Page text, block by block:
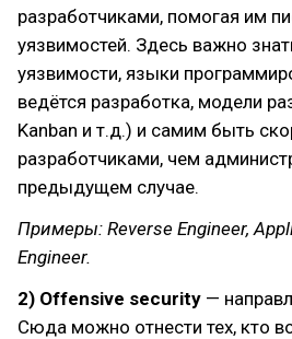
разработчиками, помогая им
уязвимостей. Здесь важно
уязвимости, языки
ведётся разработка, модели
Kanban и т.д.) и самим быть
разработчиками, чем
предыдущем случае.
Примеры: Reverse Engineer,
Engineer.
2) Offensive security —
Сюда можно отнести тех, кто